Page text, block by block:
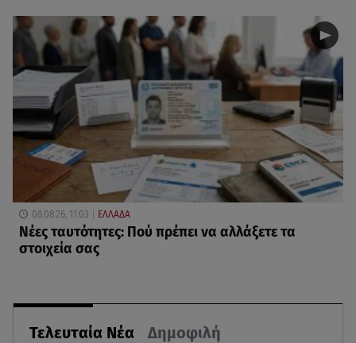
Τελευταία Νέα Δημοφιλή
08.08.26, 11:03 ΕΛΛΑΔΑ
Νέες ταυτότητες: Πού πρέπει να αλλάξετε τα
στοιχεία σας